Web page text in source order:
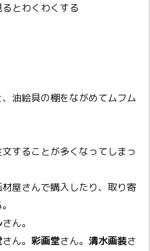
とわくわくする
油絵具の棚をながめてムフム
することが多くなってしまっ
屋さんで購入したり、取り寄
さん。
さん。 彩画堂さん。 清水画装さ